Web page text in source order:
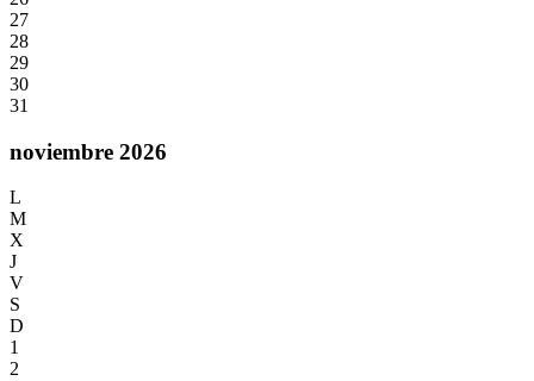
27
28
29
30
31
noviembre 2026
L
M
X
J
V
S
D
1
2